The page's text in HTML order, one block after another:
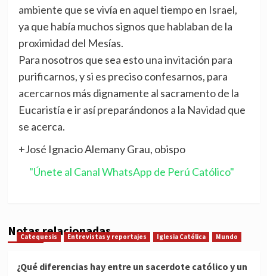
ambiente que se vivía en aquel tiempo en Israel,
ya que había muchos signos que hablaban de la
proximidad del Mesías.
Para nosotros que sea esto una invitación para
purificarnos, y si es preciso confesarnos, para
acercarnos más dignamente al sacramento de la
Eucaristía e ir así preparándonos a la Navidad que
se acerca.
+José Ignacio Alemany Grau, obispo
"Únete al Canal WhatsApp de Perú Católico"
Notas relacionadas
Catequesis Entrevistas y reportajes Iglesia Católica Mundo
¿Qué diferencias hay entre un sacerdote católico y un